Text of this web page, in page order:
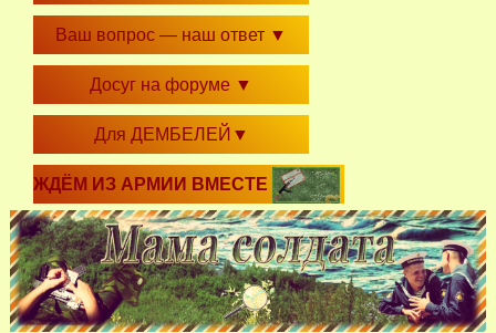
Ваш вопрос — наш ответ ▼
Досуг на форуме ▼
Для ДЕМБЕЛЕЙ ▼
ЖДЁМ ИЗ АРМИИ ВМЕСТЕ